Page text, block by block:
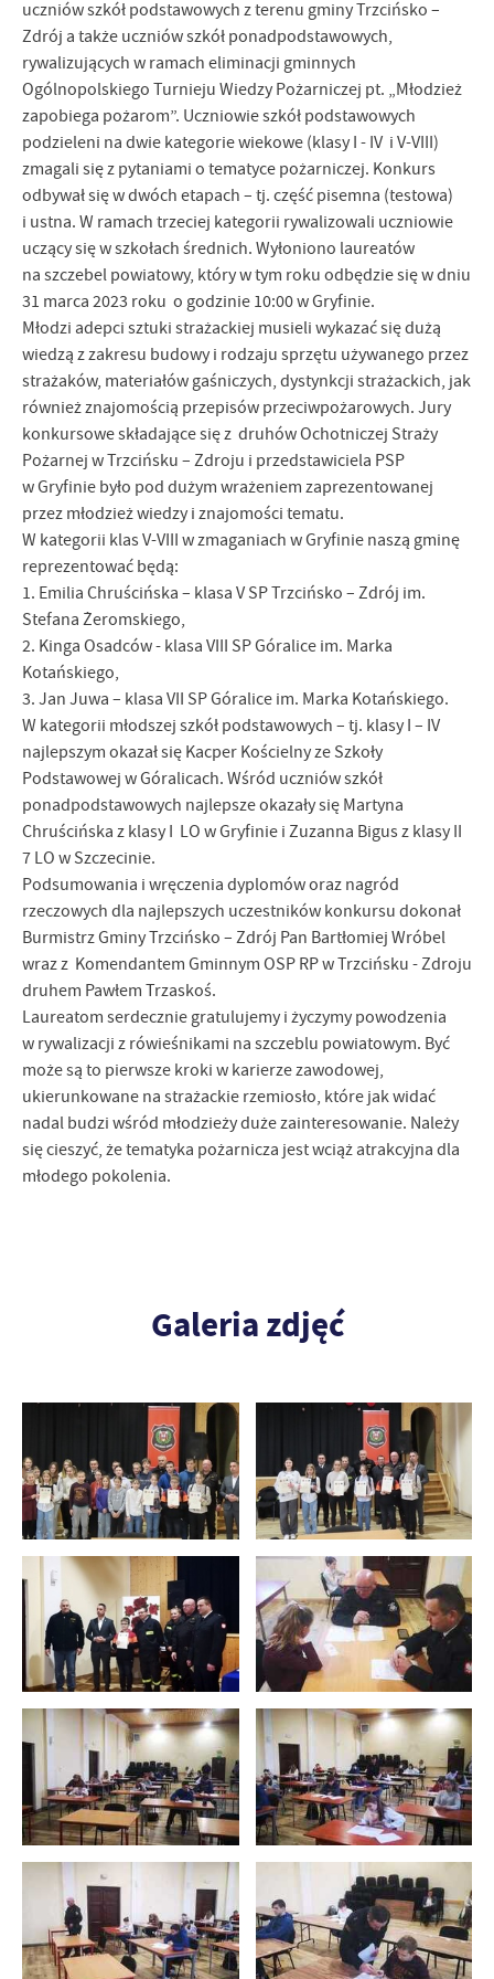
uczniów szkół podstawowych z terenu gminy Trzcińsko –
Zdrój a także uczniów szkół ponadpodstawowych,
rywalizujących w ramach eliminacji gminnych
Ogólnopolskiego Turnieju Wiedzy Pożarniczej pt. „Młodzież
zapobiega pożarom”. Uczniowie szkół podstawowych
podzieleni na dwie kategorie wiekowe (klasy I - IV i V-VIII)
zmagali się z pytaniami o tematyce pożarniczej. Konkurs
odbywał się w dwóch etapach – tj. część pisemna (testowa)
i ustna. W ramach trzeciej kategorii rywalizowali uczniowie
uczący się w szkołach średnich. Wyłoniono laureatów
na szczebel powiatowy, który w tym roku odbędzie się w dniu
31 marca 2023 roku o godzinie 10:00 w Gryfinie.
Młodzi adepci sztuki strażackiej musieli wykazać się dużą
wiedzą z zakresu budowy i rodzaju sprzętu używanego przez
strażaków, materiałów gaśniczych, dystynkcji strażackich, jak
również znajomością przepisów przeciwpożarowych. Jury
konkursowe składające się z druhów Ochotniczej Straży
Pożarnej w Trzcińsku – Zdroju i przedstawiciela PSP
w Gryfinie było pod dużym wrażeniem zaprezentowanej
przez młodzież wiedzy i znajomości tematu.
W kategorii klas V-VIII w zmaganiach w Gryfinie naszą gminę
reprezentować będą:
1. Emilia Chruścińska – klasa V SP Trzcińsko – Zdrój im.
Stefana Żeromskiego,
2. Kinga Osadców - klasa VIII SP Góralice im. Marka
Kotańskiego,
3. Jan Juwa – klasa VII SP Góralice im. Marka Kotańskiego.
W kategorii młodszej szkół podstawowych – tj. klasy I – IV
najlepszym okazał się Kacper Kościelny ze Szkoły
Podstawowej w Góralicach. Wśród uczniów szkół
ponadpodstawowych najlepsze okazały się Martyna
Chruścińska z klasy I LO w Gryfinie i Zuzanna Bigus z klasy II
7 LO w Szczecinie.
Podsumowania i wręczenia dyplomów oraz nagród
rzeczowych dla najlepszych uczestników konkursu dokonał
Burmistrz Gminy Trzcińsko – Zdrój Pan Bartłomiej Wróbel
wraz z Komendantem Gminnym OSP RP w Trzcińsku - Zdroju
druhem Pawłem Trzaskoś.
Laureatom serdecznie gratulujemy i życzymy powodzenia
w rywalizacji z rówieśnikami na szczeblu powiatowym. Być
może są to pierwsze kroki w karierze zawodowej,
ukierunkowane na strażackie rzemiosło, które jak widać
nadal budzi wśród młodzieży duże zainteresowanie. Należy
się cieszyć, że tematyka pożarnicza jest wciąż atrakcyjna dla
młodego pokolenia.
Galeria zdjęć
firm będących naszymi partnerami oraz innych dostawców usług.
Firmy te działają w charakterze pośredników prezentujących nasze
treści w postaci wiadomości, ofert, komunikatów mediów
społecznościowych.